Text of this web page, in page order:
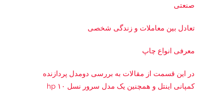
صنعتی
تعادل بین معاملات و زندگی شخصی
معرفی انواع چاپ
در این قسمت از مقالات به بررسی دو‌مدل پردازنده
کمپانی اینتل و همچنین یک مدل سرور نسل ۱۰ hp